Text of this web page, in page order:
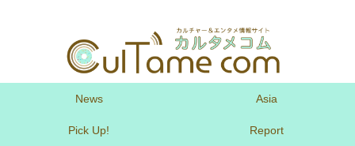
News Asia
Pick Up! Report